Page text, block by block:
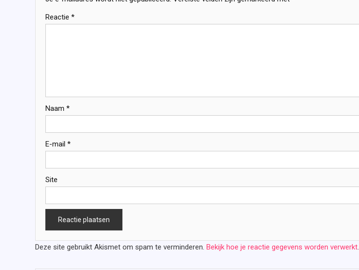
Reactie *
Naam *
E-mail *
Site
Deze site gebruikt Akismet om spam te verminderen. Bekijk hoe je reactie gegevens worden verwerkt.